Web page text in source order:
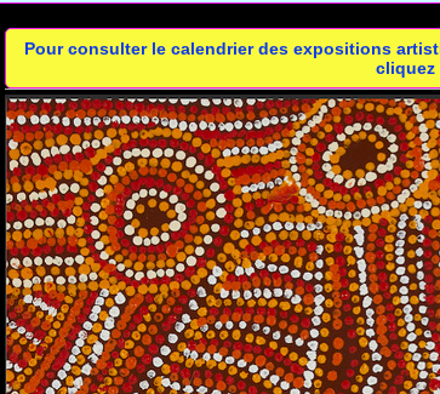
Pour consulter le calendrier des expositions
cliquez